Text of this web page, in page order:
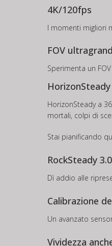
4K/120fps
I momenti migliori
FOV
Sperimenta un
HorizonSteady
HorizonSteady a
mortali, colpi di
Stai pianificando
RockSteady 3.0
Dì addio alle
Calibrazione
Un avanzato
Vividezza